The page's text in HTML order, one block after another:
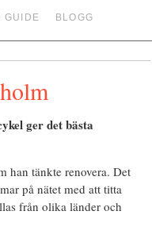
GUIDE BLOGG
ger det bästa
han tänkte renovera. Det
på nätet med att titta
från olika länder och